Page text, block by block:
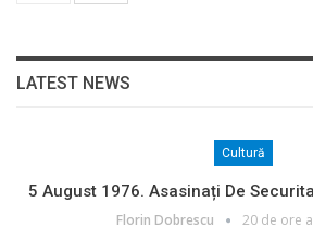
LATEST NEWS
Cultură
5 August 1976. Asasinați De
Florin Dobrescu 20 de ore